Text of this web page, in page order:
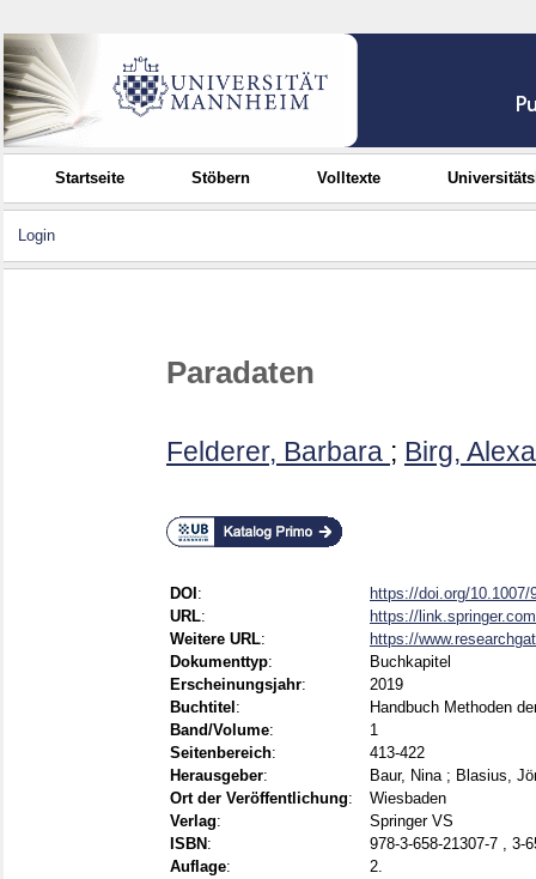
Startseite Stöbern Volltexte
Login
Paradaten
Felderer, Barbara ; Birg,
DOI :
https://doi.org/10.1007/
URL:
https://
Weitere URL:
https://
Dokumenttyp:
Buchkapitel
Erscheinungsjahr:
2019
Buchtitel :
Handbuch Methoden
Band/Volume:
1
Seitenbereich:
413-422
Herausgeber: Baur, Nina ; Blasius,
Ort der Veröffentlichung:
Wiesbaden
Verlag:
Springer VS
ISBN :
978-3-658-21307-7 , 3-
Auflage:
2.